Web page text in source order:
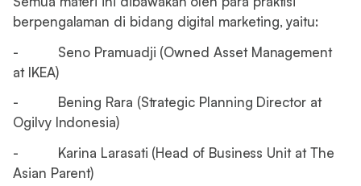
berpengalaman di bidang digital marketing, yaitu:
- Seno Pramuadji (Owned Asset Management
at IKEA)
- Bening Rara (Strategic Planning Director at
Ogilvy Indonesia)
- Karina Larasati (Head of Business Unit at The
Asian Parent)